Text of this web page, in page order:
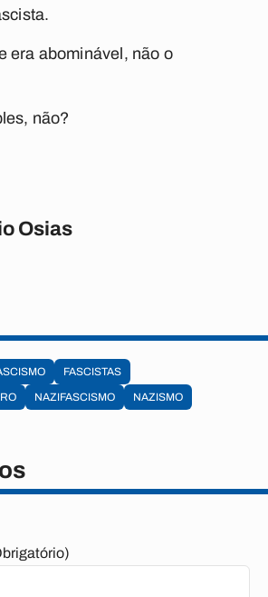
era abominável, não o
não?
Osias
FASCISTAS
NAZIFASCISMO NAZISMO